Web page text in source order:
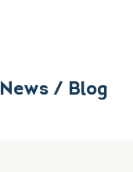
News / Blog